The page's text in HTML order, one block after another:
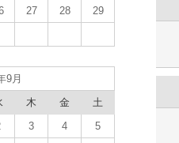
27 28
29
9月
木 金
土
3 4
5